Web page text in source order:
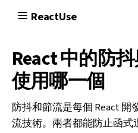
ReactUse
React 中的防
使用哪一個
防抖和節流是每個 React
流技術。兩者都能防止函